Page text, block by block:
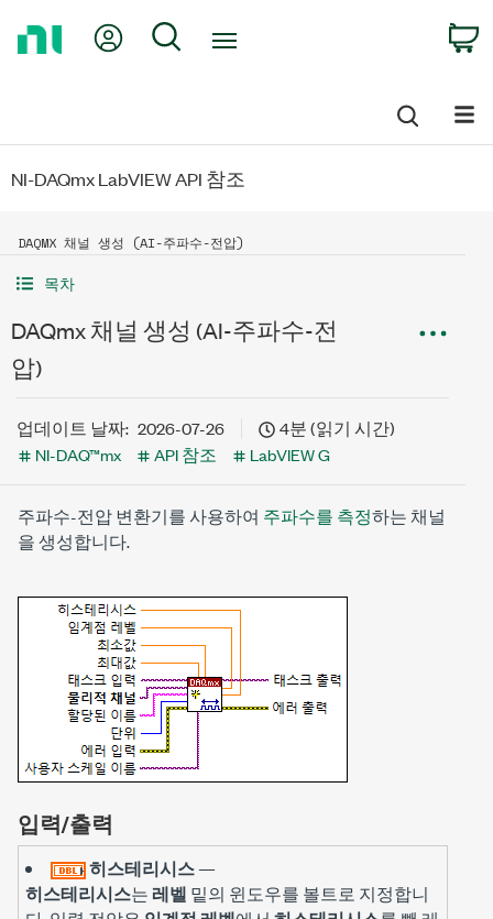
My Account
Search
NI-DAQmx LabVIEW API 참조
DAQMX 채널 생성 (AI-주파수-전압)
목차
DAQmx 채널 생성 (AI-주파수-전
압)
업데이트 날짜: 2026-07-26
4분 (읽기 시간)
NI-DAQ™mx
API 참조 LabVIEW G
주파수-전압 변환기를 사용하여 주파수를 측정하는 채널
을 생성합니다.
입력/출력
히스테리시스—
히스테리시스는 레벨 밑의 윈도우를 볼트로 지정합니